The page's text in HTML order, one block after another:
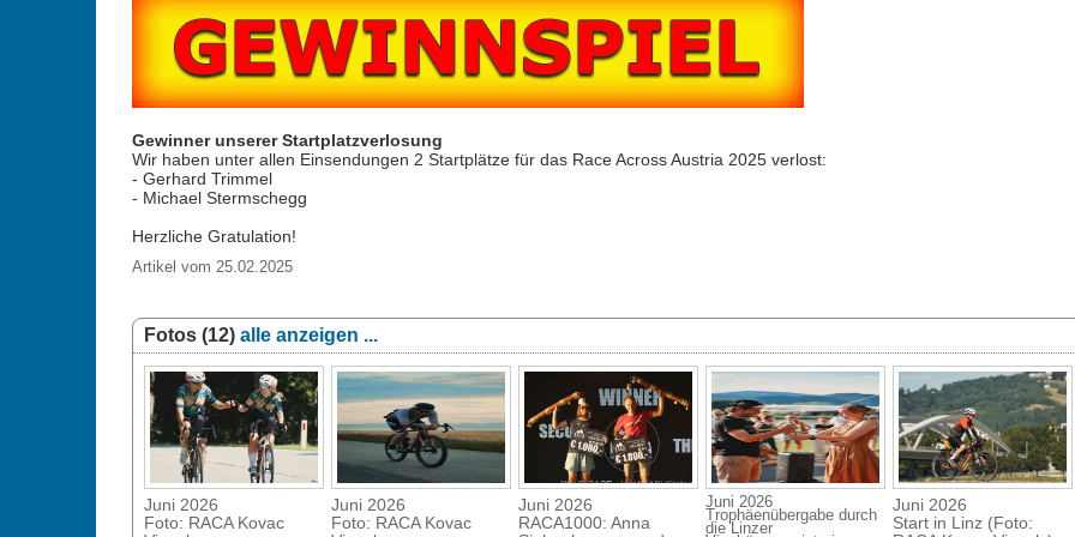
Gewinner unserer Startplatzverlosung
Wir haben unter allen Einsendungen 2 Startplätze für das Race Across Austria 2025 verlost:
- Gerhard Trimmel
- Michael Stermschegg
Herzliche Gratulation!
Artikel vom 25.02.2025
Fotos (12) alle anzeigen ...
Juni 2026
Foto: RACA Kovac
Juni 2026
Foto: RACA Kovac
Juni 2026
RACA1000: Anna
Juni 2026
Trophäenübergabe durch
die Linzer
Juni 2026
Start in Linz (Foto: